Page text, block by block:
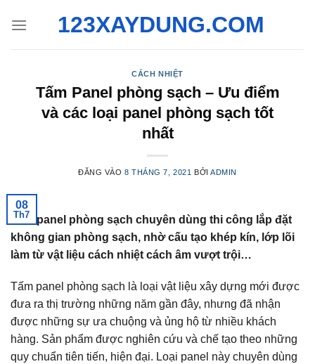
qua
123XAYDUNG.COM
CÁCH NHIỆT
Tấm Panel phòng sạch – Ưu điểm
và các loại panel phòng sạch tốt
nhất
ĐĂNG VÀO 8 THÁNG 7, 2021 BỞIADMIN
08
Th7
Tấm panel phòng sạch chuyên dùng thi công lắp đặt
không gian phòng sạch, nhờ cấu tạo khép kín, lớp lõi
làm từ vật liệu cách nhiệt cách âm vượt trội…
Tấm panel phòng sạch là loại vật liệu xây dựng mới được
đưa ra thị trường những năm gần đây, nhưng đã nhận
được những sự ưa chuộng và ủng hộ từ nhiều khách
hàng. Sản phẩm được nghiên cứu và chế tạo theo những
quy chuẩn tiên tiến, hiện đại. Loại panel này chuyên dùng